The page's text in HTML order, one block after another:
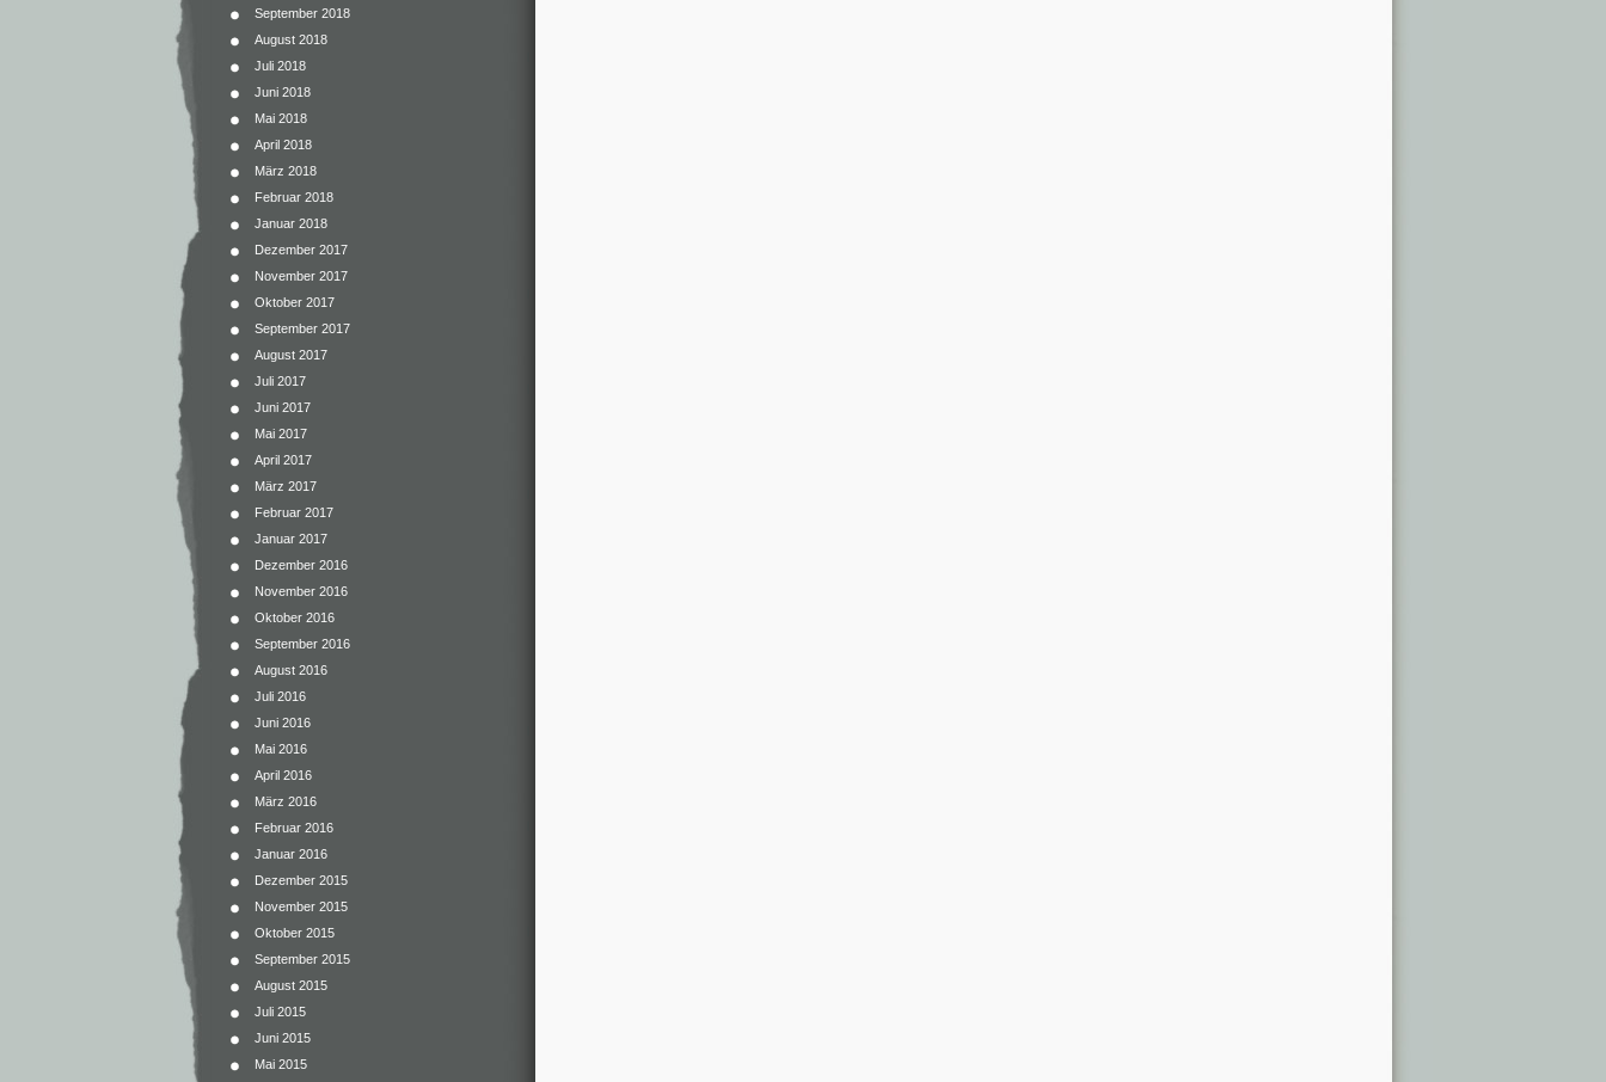
September 2018
August 2018
Juli 2018
Juni 2018
Mai 2018
April 2018
März 2018
Februar 2018
Januar 2018
Dezember 2017
November 2017
Oktober 2017
September 2017
August 2017
Juli 2017
Juni 2017
Mai 2017
April 2017
März 2017
Februar 2017
Januar 2017
Dezember 2016
November 2016
Oktober 2016
September 2016
August 2016
Juli 2016
Juni 2016
Mai 2016
April 2016
März 2016
Februar 2016
Januar 2016
Dezember 2015
November 2015
Oktober 2015
September 2015
August 2015
Juli 2015
Juni 2015
Mai 2015